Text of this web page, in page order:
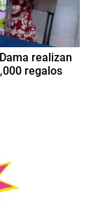
realizan
regalos